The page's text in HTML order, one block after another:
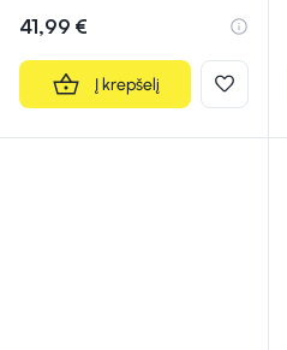
41,99 €
Į krepšelį